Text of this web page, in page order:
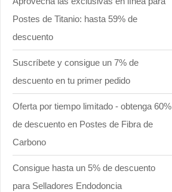
Postes de Titanio: hasta 59% de
descuento
Suscríbete y consigue un 7% de
descuento en tu primer pedido
Oferta por tiempo limitado - obtenga 60%
de descuento en Postes de Fibra de
Carbono
Consigue hasta un 5% de descuento
para Selladores Endodoncia